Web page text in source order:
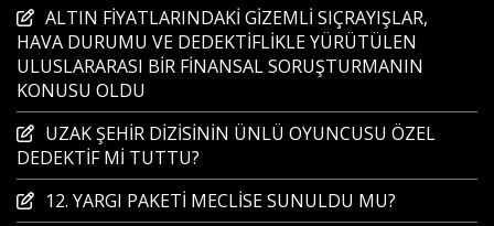
ALTIN FİYATLARINDAKİ GİZEMLİ SIÇRAYIŞLAR,
HAVA DURUMU VE DEDEKTİFLİKLE YÜRÜTÜLEN
ULUSLARARASI BİR FİNANSAL SORUŞTURMANIN
KONUSU OLDU
UZAK ŞEHİR DİZİSİNİN ÜNLÜ OYUNCUSU ÖZEL
DEDEKTİF Mİ TUTTU?
12. YARGI PAKETİ MECLİSE SUNULDU MU?